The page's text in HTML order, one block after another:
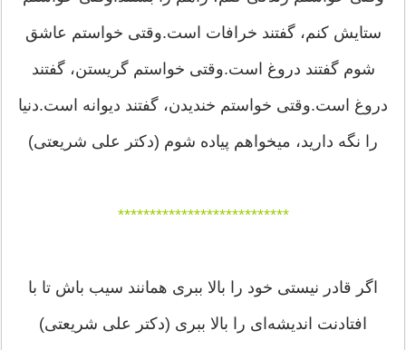
ستایش کنم، گفتند خرافات است.وقتی خواستم عاشق
شوم گفتند دروغ است.وقتی خواستم گریستن، گفتند
دروغ است.وقتی خواستم خندیدن، گفتند دیوانه است.دنیا
را نگه دارید، میخواهم پیاده شوم (دکتر علی شریعتی)
***************************
اگر قادر نیستی خود را بالا ببری همانند سیب باش تا با
افتادنت اندیشه‌ای را بالا ببری (دکتر علی شریعتی)